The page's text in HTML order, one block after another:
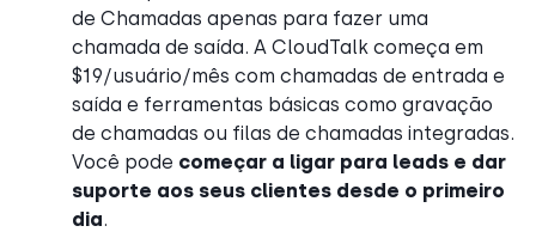
de Chamadas apenas para fazer uma
chamada de saída. A CloudTalk começa em
$19/usuário/mês com chamadas de entrada e
saída e ferramentas básicas como gravação
de chamadas ou filas de chamadas integradas.
Você pode começar a ligar para leads e dar
suporte aos seus clientes desde o primeiro
dia.